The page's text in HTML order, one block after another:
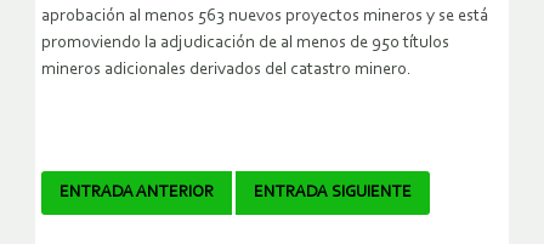
aprobación al menos 563 nuevos proyectos mineros y se está
promoviendo la adjudicación de al menos de 950 títulos
mineros adicionales derivados del catastro minero.
Navegador
ENTRADA ANTERIOR ENTRADA SIGUIENTE